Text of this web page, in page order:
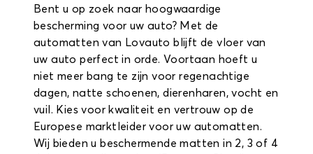
Bent u op zoek naar hoogwaardige
bescherming voor uw auto? Met de
automatten van Lovauto blijft de vloer van
uw auto perfect in orde. Voortaan hoeft u
niet meer bang te zijn voor regenachtige
dagen, natte schoenen, dierenharen, vocht en
vuil. Kies voor kwaliteit en vertrouw op de
Europese marktleider voor uw automatten.
Wij bieden u beschermende matten in 2, 3 of 4